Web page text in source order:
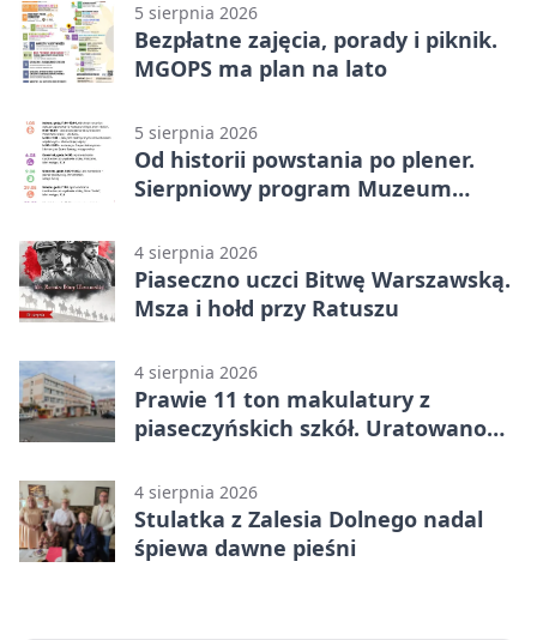
5 sierpnia 2026
Bezpłatne zajęcia, porady i piknik.
MGOPS ma plan na lato
5 sierpnia 2026
Od historii powstania po plener.
Sierpniowy program Muzeum
4 sierpnia 2026
Piaseczno uczci Bitwę Warszawską.
Msza i hołd przy Ratuszu
4 sierpnia 2026
Prawie 11 ton makulatury z
piaseczyńskich szkół. Uratowano
4 sierpnia 2026
Stulatka z Zalesia Dolnego nadal
śpiewa dawne pieśni